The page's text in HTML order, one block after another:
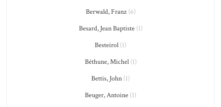
Berwald, Franz(6)
Besard, Jean Baptiste(1)
Besteirol (1)
Béthune, Michel(1)
Bettis, John (1)
Beuger, Antoine (1)